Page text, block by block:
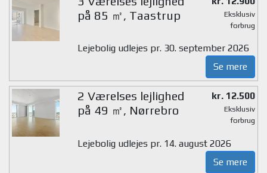
på 85 ㎡, Taastrup
Eksklusiv
forbrug
Lejebolig udlejes pr. 30. september 2026
Se mere
2 Værelses lejlighed
på 49 ㎡, Nørrebro
kr. 12.500
Eksklusiv
forbrug
Lejebolig udlejes pr. 14. august 2026
Se mere